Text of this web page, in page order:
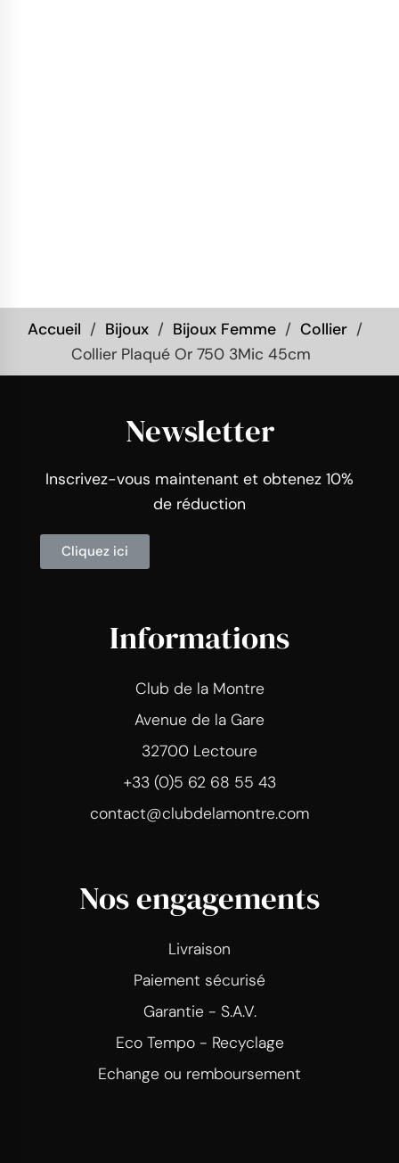
Accueil Bijoux Bijoux Femme
Collier
Collier Plaqué Or 750 3Mic 45cm
Newsletter
Inscrivez-vous maintenant et obtenez 10%
de réduction
Cliquez ici
Informations
Club de la Montre
Avenue de la Gare
32700 Lectoure
+33 (0)5 62 68 55 43
contact@clubdelamontre.com
Nos engagements
Livraison
Paiement sécurisé
Garantie - S.A.V.
Eco Tempo - Recyclage
Echange ou remboursement